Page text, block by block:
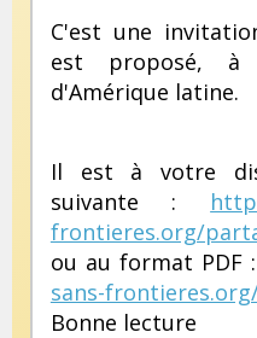
C'est une
est proposé, à
d'Amérique latine.
Il est à votre
suivante :
frontieres.org/
ou au format PDF :
sans-
Bonne lecture